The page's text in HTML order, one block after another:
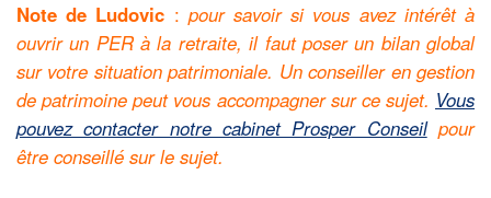
Note de Ludovic : pour savoir si vous avez intérêt à
ouvrir un PER à la retraite, il faut poser un bilan global
sur votre situation patrimoniale. Un conseiller en gestion
de patrimoine peut vous accompagner sur ce sujet. Vous
pouvez contacter notre cabinet Prosper Conseilpour
être conseillé sur le sujet.